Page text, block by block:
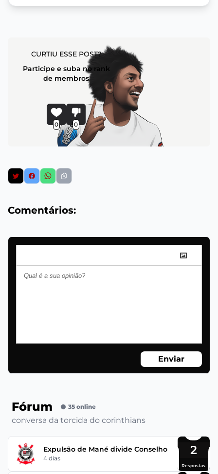
CURTIU ESSE POST?
Participe e suba no rank
de membros
0 0
Comentários:
Enviar
Fórum 35 online
conversa da torcida do corinthians
Expulsão de Mané divide Conselho
4 dias
2
Respostas